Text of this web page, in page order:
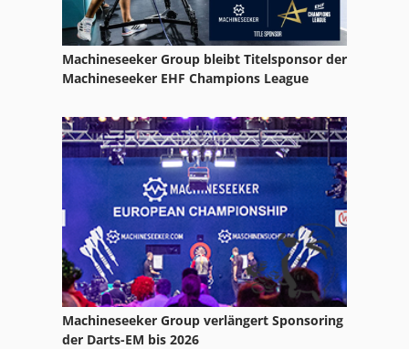
Machineseeker Group bleibt Titelsponsor der
Machineseeker EHF Champions League
Machineseeker Group verlängert Sponsoring
der Darts-EM bis 2026